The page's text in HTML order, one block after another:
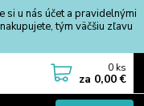
si u nás účet a pravidelnými
tým väčšiu zľavu
0 ks
za 0,00 €